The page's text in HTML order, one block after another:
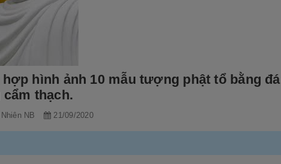
hợp hình ảnh 10 mẫu tượng phật tổ bằng đá
cẩm thạch.
NB 21/09/2020